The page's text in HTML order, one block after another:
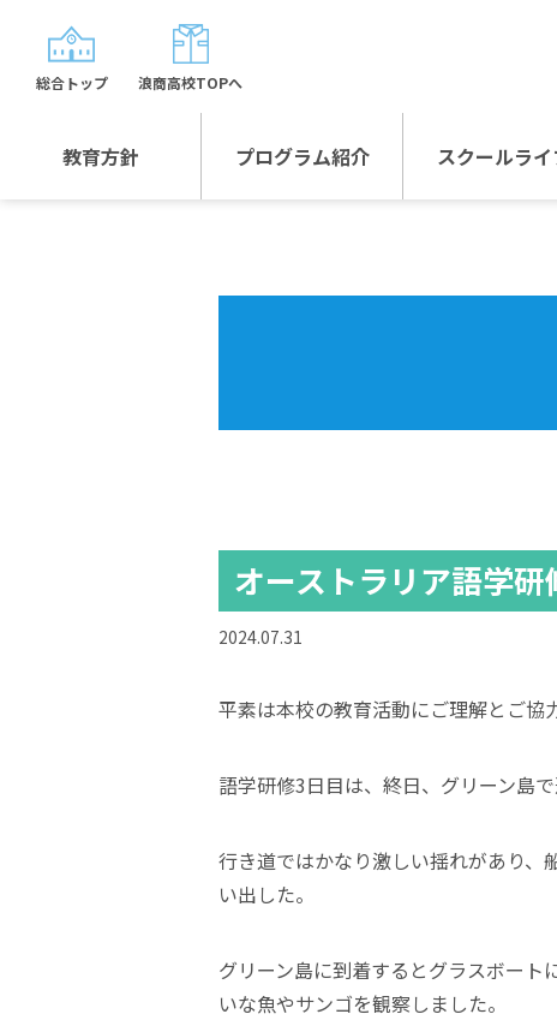
教育方針 プログラム紹介 スクールライ
総合トップ 浪商高校TOPへ
オーストラリア語学
2024.07.31
平素は本校の教育活動にご理解とご協
語学研修3日目は、終日、グリーン島で
行き道ではかなり激しい揺れがあり
い出した。
グリーン島に到着するとグラスボート
いな魚やサンゴを観察しました。